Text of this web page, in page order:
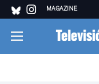
MAGAZINE